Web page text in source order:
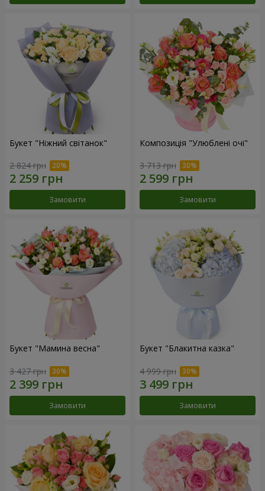
Букет "Ніжний світанок"
2 824 грн
Замовити
Композиція "Улюблені очі"
3 713 грн
Замовити
Букет "Мамина весна"
3 427 грн
Замовити
Букет "Блакитна казка"
4 999 грн
Замовити